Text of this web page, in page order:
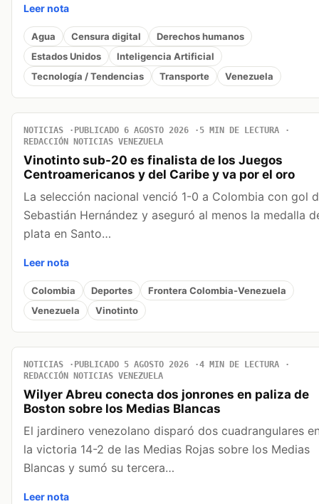
Leer nota
Agua Censura digital
Derechos humanos
Estados Unidos
Inteligencia Artificial
Tecnología / Tendencias
Transporte Venezuela
NOTICIAS PUBLICADO 6 AGOSTO 2026
5 MIN DE LECTURA
REDACCIÓN NOTICIAS VENEZUELA
Vinotinto sub-20 es finalista de los Juegos
Centroamericanos y del Caribe y va por el oro
La selección nacional venció 1-0 a Colombia con gol
Sebastián Hernández y aseguró al menos la medalla
plata en Santo…
Leer nota
Colombia Deportes
Frontera Colombia-Venezuela
Venezuela
Vinotinto
NOTICIAS PUBLICADO 5 AGOSTO 2026
4 MIN DE LECTURA
REDACCIÓN NOTICIAS VENEZUELA
Wilyer Abreu conecta dos jonrones en paliza de
Boston sobre los Medias Blancas
El jardinero venezolano disparó dos cuadrangulares
la victoria 14-2 de las Medias Rojas sobre los Medias
Blancas y sumó su tercera…
Leer nota